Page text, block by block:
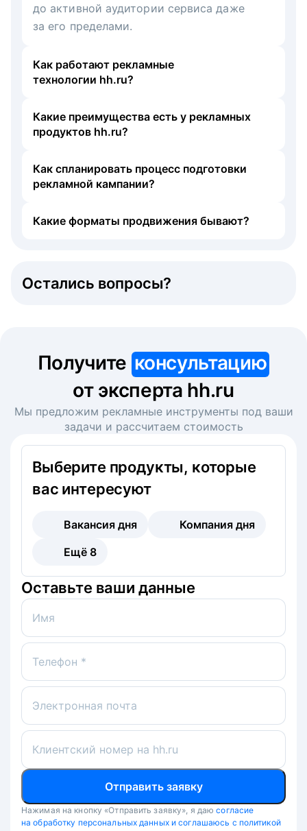
до активной аудитории сервиса даже
за его пределами.
Как работают рекламные
технологии hh.ru?
Какие преимущества есть у рекламных
продуктов hh.ru?
Как спланировать процесс подготовки
рекламной кампании?
Какие форматы продвижения бывают?
Остались вопросы?
Получите консультацию
от эксперта hh.ru
Мы предложим рекламные инструменты под ваши
задачи и рассчитаем стоимость
Выберите продукты, которые
вас интересуют
Вакансия дня
Компания дня
Ещё 8
Оставьте ваши данные
Имя
Телефон *
Электронная почта
Клиентский номер на hh.ru
Отправить заявку
Нажимая на кнопку «Отправить заявку», я даю согласие
на обработку персональных данных и соглашаюсь с политикой